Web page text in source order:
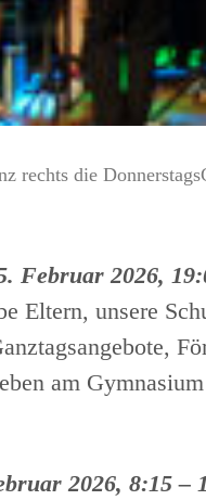
rechts die
Februar 2026,
Eltern, unsere
am
2026, 8:15 –